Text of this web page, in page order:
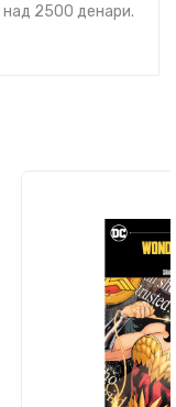
2500 денари.